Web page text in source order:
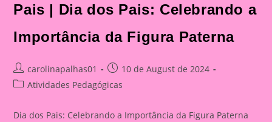
Pais | Dia dos Pais: Celebrando a
Importância da Figura Paterna
Post
author:
carolinapalhas01
Post
published:
10 de August de 2024
PostAtividades Pedagógicas
Dia dos Pais: Celebrando a Importância da Figura Paterna